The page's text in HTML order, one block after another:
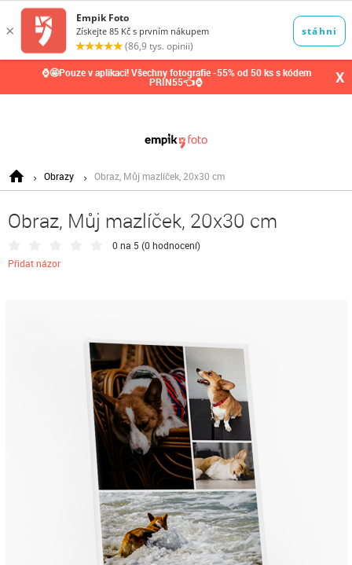
⌚🤩Pouze v aplikaci! Všechny fotografie -55% od 50 ks s kódem
PRIN55👈⌚ X
Obrazy Obraz, Můj mazlíček, 20x30 cm
Obraz, Můj mazlíček, 20x30 cm
0 na 5 (0 hodnocení)
Přidat názor